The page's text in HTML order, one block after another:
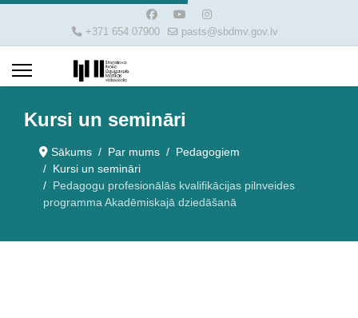
+371 654 07900 pasts@sbdmv.gov.lv
Kursi un semināri
Sākums Par mums
Pedagogiem
Kursi un semināri
Pedagogu profesionālās kvalifikācijas pilnveides
programma Akadēmiskajā dziedāšanā